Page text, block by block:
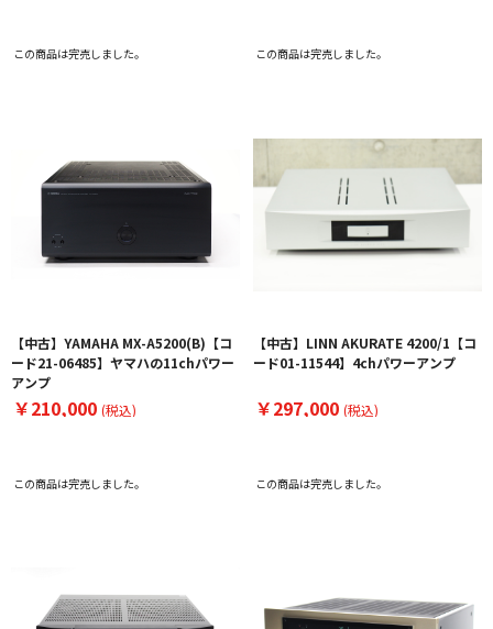
この商品は完売しました。 この商品は完売しました。
【中古】YAMAHA MX-A5200(B)【コ
ード21-06485】ヤマハの11chパワー
アンプ
￥210,000 (税込)
この商品は完売しました。
【中古】LINN AKURATE 4200/1【コ
ード01-11544】4chパワーアンプ
￥297,000 (税込)
この商品は完売しました。